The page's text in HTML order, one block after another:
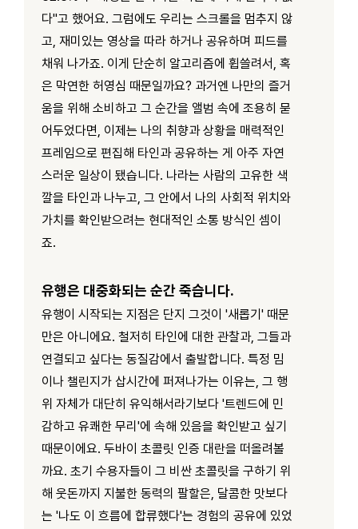
다"고 했어요. 그럼에도 우리는 스크롤을 멈추지 않
고, 재미있는 영상을 따라 하거나 공유하며 피드를
채워 나가죠. 이게 단순히 알고리즘에 휩쓸려서, 혹
은 막연한 허영심 때문일까요? 과거엔 나만의 즐거
움을 위해 소비하고 그 순간을 앨범 속에 조용히 묻
어두었다면, 이제는 나의 취향과 상황을 매력적인
프레임으로 편집해 타인과 공유하는 게 아주 자연
스러운 일상이 됐습니다. 나라는 사람의 고유한 색
깔을 타인과 나누고, 그 안에서 나의 사회적 위치와
가치를 확인받으려는 현대적인 소통 방식인 셈이
죠.
유행은 대중화되는 순간 죽습니다.
유행이 시작되는 지점은 단지 그것이 '새롭기' 때문
만은 아니에요. 철저히 타인에 대한 관찰과, 그들과
연결되고 싶다는 동질감에서 출발합니다. 특정 밈
이나 챌린지가 삽시간에 퍼져나가는 이유는, 그 행
위 자체가 대단히 유익해서라기보다 '트렌드에 민
감하고 유쾌한 무리'에 속해 있음을 확인받고 싶기
때문이에요. 두바이 초콜릿 인증 대란을 떠올려볼
까요. 초기 수용자들이 그 비싼 초콜릿을 구하기 위
해 웃돈까지 지불한 동력의 팔할은, 달콤한 맛보다
는 '나도 이 흐름에 합류했다'는 경험의 공유에 있었